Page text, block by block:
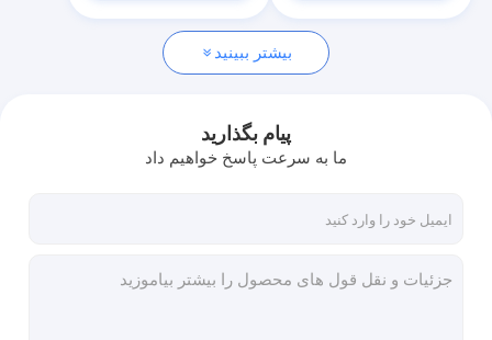
ویفر LiTaO3
بیشتر ببینید
پیام بگذارید
ما به سرعت پاسخ خواهیم داد